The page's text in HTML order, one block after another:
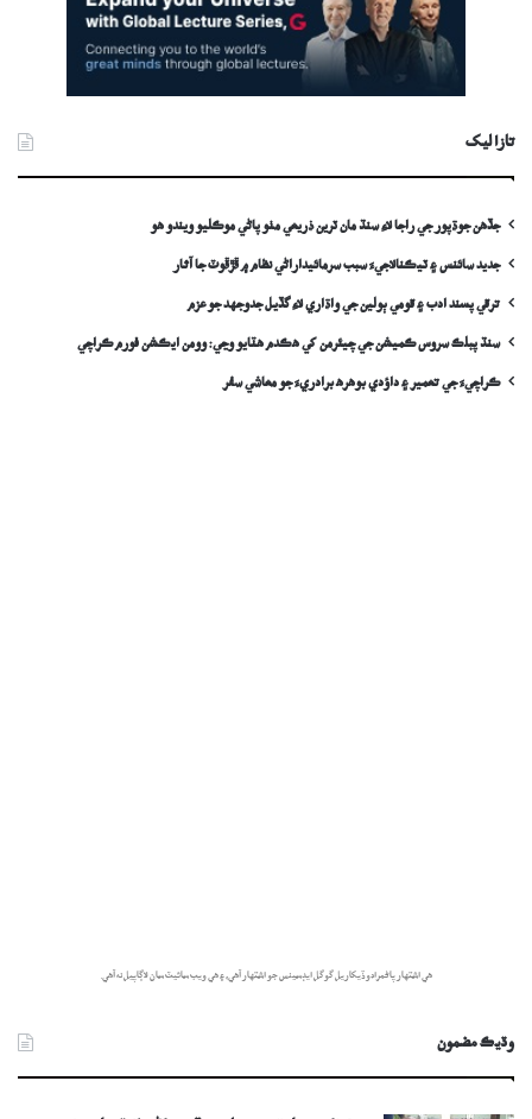
تازا ليک
جڏهن جوڌپور جي راجا لاءِ سنڌ مان ٽرين ذريعي مٺو پاڻي موڪليو ويندو ھو
جديد سائنس ۽ ٽيڪنالاجيءَ سبب سرمائيداراڻي نظام ۾ ڦڙڦوٽ جا آثار
ترقي پسند ادب ۽ قومي ٻولين جي واڌاري لاءِ گڏيل جدوجهد جو عزم
سنڌ پبلڪ سروس ڪميشن جي چيئرمن کي ھڪدم ھٽايو وڃي: وومن ايڪشن فورم ڪراچي
ڪراچيءَ جي تعمير ۽ داؤدي بوهره برادريءَ جو معاشي سفر
هي اشتهار پاڻمرادو ڏيکاريل گوگل ايڊسينس جو اشتهار آهي، ۽ هي ويب سائيٽ سان لاڳاپيل نه آهي.
وڌيڪ مضمون